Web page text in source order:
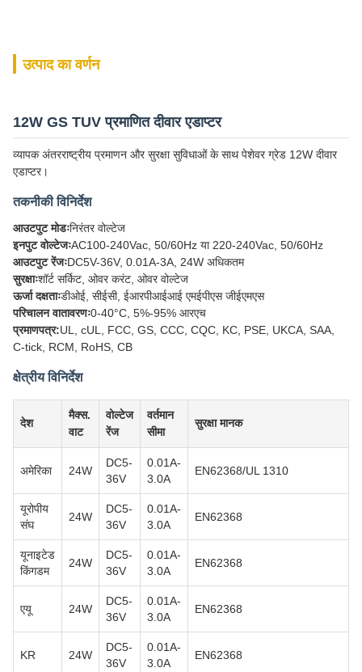
उत्पाद का वर्णन
12W GS TUV प्रमाणित दीवार एडाप्टर
व्यापक अंतरराष्ट्रीय प्रमाणन और सुरक्षा सुविधाओं के साथ पेशेवर ग्रेड 12W दीवार
एडाप्टर।
तकनीकी विनिर्देश
आउटपुट मोडःनिरंतर वोल्टेज
इनपुट वोल्टेजःAC100-240Vac, 50/60Hz या 220-240Vac, 50/60Hz
आउटपुट रेंजःDC5V-36V, 0.01A-3A, 24W अधिकतम
सुरक्षाःशॉर्ट सर्किट, ओवर करंट, ओवर वोल्टेज
ऊर्जा दक्षताःडीओई, सीईसी, ईआरपीआईआई एमईपीएस जीईएमएस
परिचालन वातावरणः0-40°C, 5%-95% आरएच
प्रमाणपत्र:UL, cUL, FCC, GS, CCC, CQC, KC, PSE, UKCA, SAA,
C-tick, RCM, RoHS, CB
क्षेत्रीय विनिर्देश
देश
मैक्स.
वाट
वोल्टेज
रेंज
वर्तमान
सीमा
सुरक्षा मानक
अमेरिका 24W
DC5-
36V
0.01A-
3.0A
EN62368/UL 1310
यूरोपीय
संघ
24W
DC5-
36V
0.01A-
3.0A
EN62368
यूनाइटेड
किंगडम
24W
DC5-
36V
0.01A-
3.0A
EN62368
एयू 24W
DC5-
36V
0.01A-
3.0A
EN62368
KR 24W
DC5-
36V
0.01A-
3.0A
EN62368